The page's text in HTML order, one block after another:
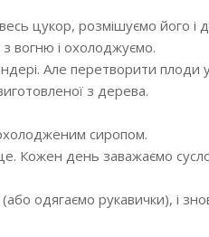
цукор, розмішуємо його
вогню і охолоджуємо.
Але перетворити плоди
з дерева.
сиропом.
Кожен день заважаємо
одягаємо рукавички), і